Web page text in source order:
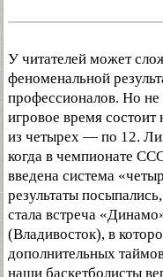
У читателей может
феноменальной
профессионалов. Но
игровое время
из четырех — по 12.
когда в чемпионате
введена система
результаты
стала встреча
(Владивосток), в
дополнительных
наши баскетболисты